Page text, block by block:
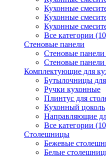
Кухонные
Кухонные
Кухонные
Все категории
Стеновые панели
Стеновые
Стеновые
Комплектующие для
Бутылочницы
Ручки кухонные
Плинтус для
Кухонный цоколь
Направляющие
Все категории
Столешницы
Бежевые
Белые